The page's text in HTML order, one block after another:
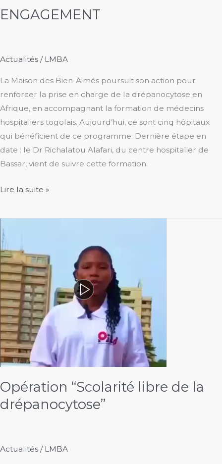
ENGAGEMENT
Actualités / LMBA
La Maison des Bien-Aimés poursuit son action pour
renforcer la prise en charge de la drépanocytose en
Afrique, en accompagnant la formation de médecins
hospitaliers togolais. Aujourd’hui, ce sont cinq hôpitaux
qui bénéficient de ce programme. Dernière étape en
date : le Dr Richalatou Alafari, du centre hospitalier de
Bassar, vient de suivre cette formation.
ENGAGEMENT
Lire la suite »
Opération “Scolarité libre de la
drépanocytose”
Actualités / LMBA